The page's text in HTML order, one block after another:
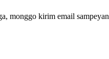
monggo kirim email